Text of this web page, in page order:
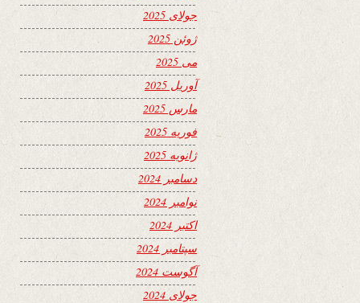
جولای 2025
ژوئن 2025
می 2025
آوریل 2025
مارس 2025
فوریه 2025
ژانویه 2025
دسامبر 2024
نوامبر 2024
اکتبر 2024
سپتامبر 2024
آگوست 2024
جولای 2024